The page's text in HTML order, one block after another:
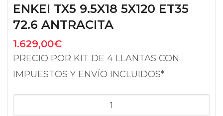
ENKEI TX5 9.5X18 5X120 ET35
72.6 ANTRACITA
1.629,00€
PRECIO POR KIT DE 4 LLANTAS CON
IMPUESTOS Y ENVÍO INCLUIDOS*